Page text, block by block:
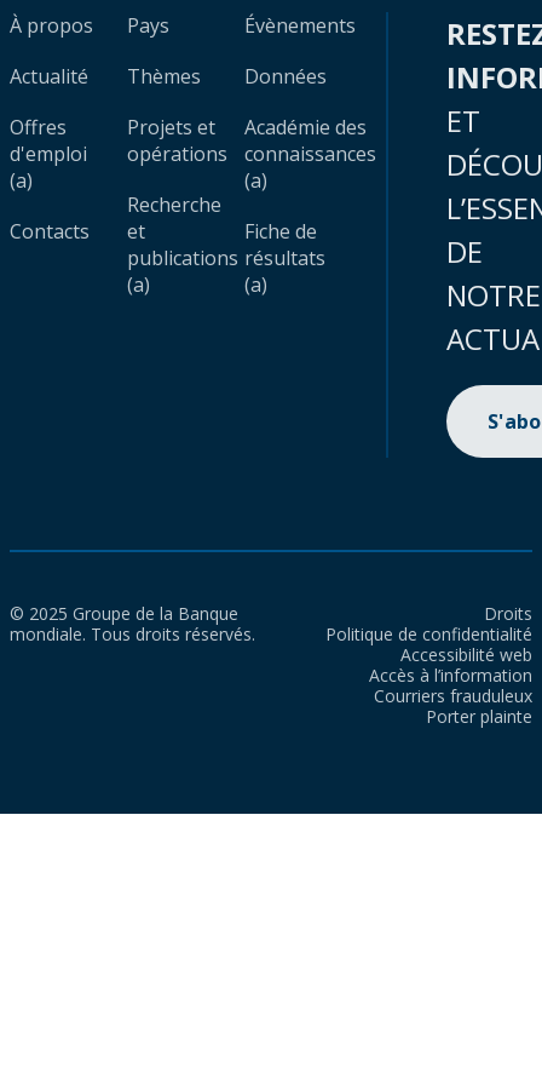
À propos
Actualité
Offres
d'emploi
(a)
Contacts
Pays
Thèmes
Projets et
opérations
Recherche
et
publications
(a)
Évènements
Données
Académie des
connaissances
(a)
Fiche de
résultats
(a)
ET
DE
NOTRE
© 2025 Groupe de la Banque
mondiale. Tous droits réservés.
Droits
Politique de confidentialité
Accessibilité web
Accès à l’information
Courriers frauduleux
Porter plainte